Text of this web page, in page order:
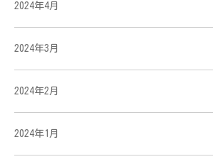
2024年4月
2024年3月
2024年2月
2024年1月